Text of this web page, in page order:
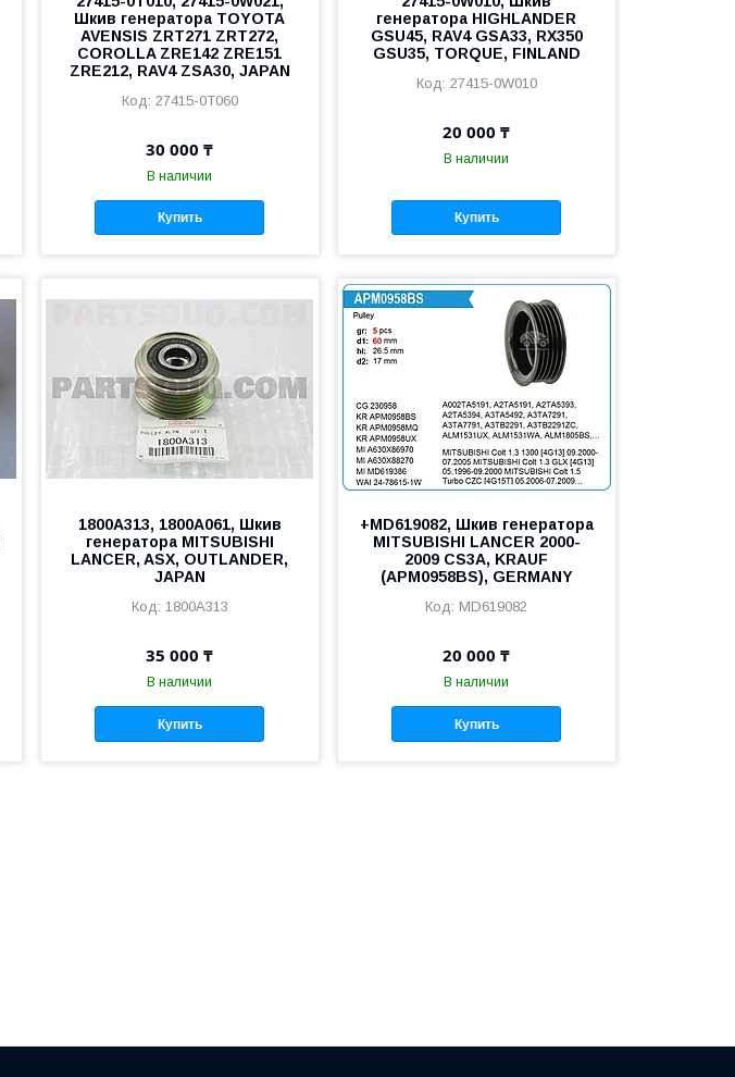
Шкив генератора TOYOTA
AVENSIS ZRT271 ZRT272,
COROLLA ZRE142 ZRE151
ZRE212, RAV4 ZSA30, JAPAN
27415-0T060
30 000 ₸
В наличии
Купить
генератора HIGHLANDER
GSU45, RAV4 GSA33, RX350
GSU35, TORQUE, FINLAND
27415-0W010
20 000 ₸
В наличии
Купить
1800A313, 1800A061, Шкив
генератора MITSUBISHI
LANCER, ASX, OUTLANDER,
JAPAN
1800A313
35 000 ₸
В наличии
Купить
+MD619082, Шкив генератора
MITSUBISHI LANCER 2000-
2009 CS3A, KRAUF
(APM0958BS), GERMANY
MD619082
20 000 ₸
В наличии
Купить